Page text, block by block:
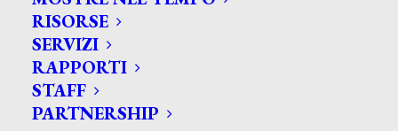
RISORSE
SERVIZI
RAPPORTI
STAFF
PARTNERSHIP
Search
for: